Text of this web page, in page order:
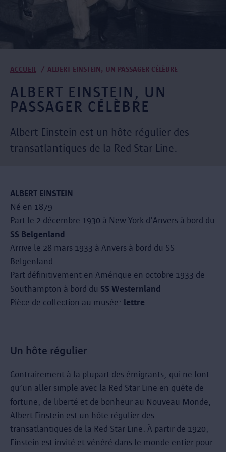
Fil
ACCUEIL ALBERT EINSTEIN, UN PASSAGER CÉLÈBRE
ALBERT EINSTEIN, UN
PASSAGER CÉLÈBRE
Albert Einstein est un hôte régulier des
transatlantiques de la Red Star Line.
ALBERT EINSTEIN
Né en 1879
Part le 2 décembre 1930 à New York d’Anvers à bord du
SS Belgenland
Arrive le 28 mars 1933 à Anvers à bord du SS
Belgenland
Part définitivement en Amérique en octobre 1933 de
Southampton à bord du SS Westernland
Pièce de collection au musée: lettre
Un hôte régulier
Contrairement à la plupart des émigrants, qui ne font
qu’un aller simple avec la Red Star Line en quête de
fortune, de liberté et de bonheur au Nouveau Monde,
Albert Einstein est un hôte régulier des
transatlantiques de la Red Star Line. À partir de 1920,
Einstein est invité et vénéré dans le monde entier pour